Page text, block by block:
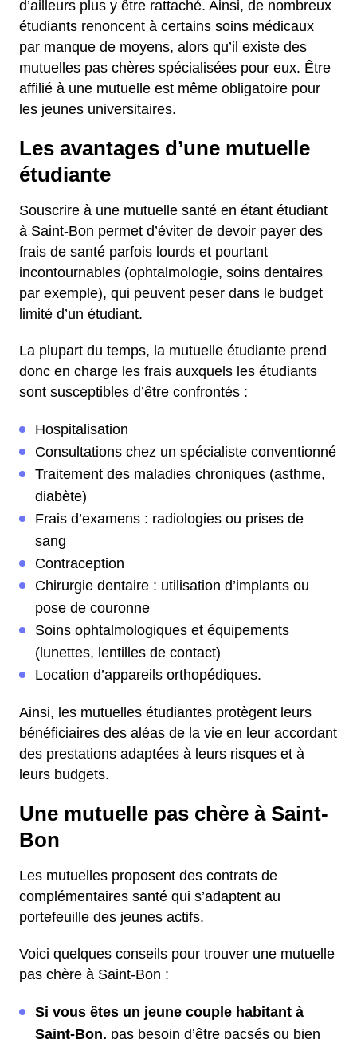
d’ailleurs plus y être rattaché. Ainsi, de nombreux
étudiants renoncent à certains soins médicaux
par manque de moyens, alors qu’il existe des
mutuelles pas chères spécialisées pour eux. Être
affilié à une mutuelle est même obligatoire pour
les jeunes universitaires.
Les avantages d’une mutuelle
étudiante
Souscrire à une mutuelle santé en étant étudiant
à Saint-Bon permet d’éviter de devoir payer des
frais de santé parfois lourds et pourtant
incontournables (ophtalmologie, soins dentaires
par exemple), qui peuvent peser dans le budget
limité d’un étudiant.
La plupart du temps, la mutuelle étudiante prend
donc en charge les frais auxquels les étudiants
sont susceptibles d’être confrontés :
Hospitalisation
Consultations chez un spécialiste conventionné
Traitement des maladies chroniques (asthme,
diabète)
Frais d’examens : radiologies ou prises de
sang
Contraception
Chirurgie dentaire : utilisation d’implants ou
pose de couronne
Soins ophtalmologiques et équipements
(lunettes, lentilles de contact)
Location d’appareils orthopédiques.
Ainsi, les mutuelles étudiantes protègent leurs
bénéficiaires des aléas de la vie en leur accordant
des prestations adaptées à leurs risques et à
leurs budgets.
Une mutuelle pas chère à Saint-
Bon
Les mutuelles proposent des contrats de
complémentaires santé qui s’adaptent au
portefeuille des jeunes actifs.
Voici quelques conseils pour trouver une mutuelle
pas chère à Saint-Bon :
Si vous êtes un jeune couple habitant à
Saint-Bon, pas besoin d’être pacsés ou bien